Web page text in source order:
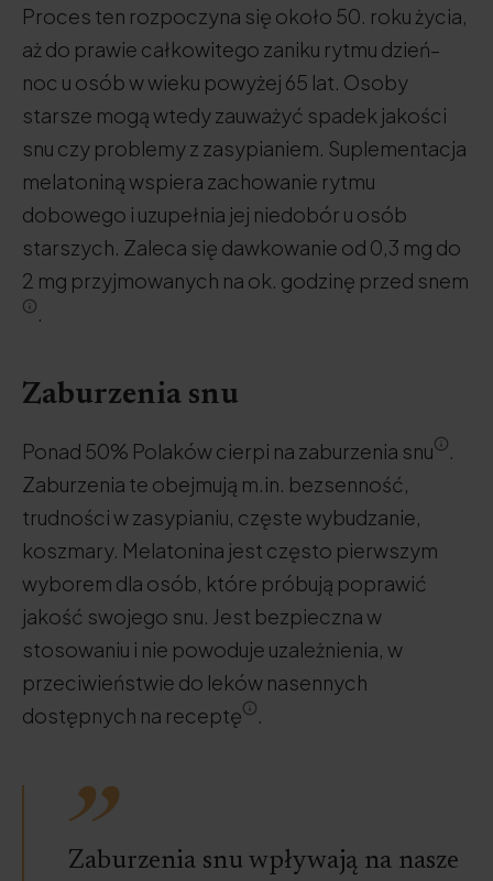
Proces ten rozpoczyna się około 50. roku życia,
aż do prawie całkowitego zaniku rytmu dzień–
noc u osób w wieku powyżej 65 lat. Osoby
starsze mogą wtedy zauważyć spadek jakości
snu czy problemy z zasypianiem. Suplementacja
melatoniną wspiera zachowanie rytmu
dobowego i uzupełnia jej niedobór u osób
starszych. Zaleca się dawkowanie od 0,3 mg do
2 mg przyjmowanych na ok. godzinę przed snem
.
Zaburzenia snu
Ponad 50% Polaków cierpi na zaburzenia snu
.
Zaburzenia te obejmują m.in. bezsenność,
trudności w zasypianiu, częste wybudzanie,
koszmary. Melatonina jest często pierwszym
wyborem dla osób, które próbują poprawić
jakość swojego snu. Jest bezpieczna w
stosowaniu i nie powoduje uzależnienia, w
przeciwieństwie do leków nasennych
dostępnych na receptę
.
Zaburzenia snu wpływają na nasze